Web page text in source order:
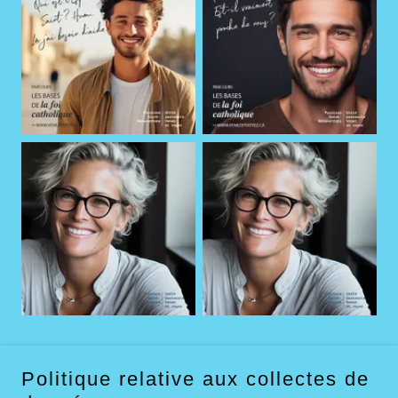
Politique relative aux collectes de